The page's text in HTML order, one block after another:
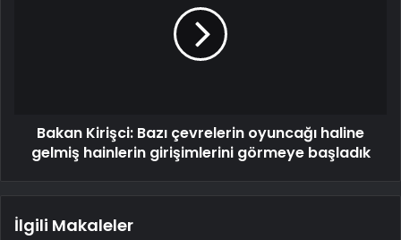
Bakan Kirişci: Bazı çevrelerin oyuncağı haline
gelmiş hainlerin girişimlerini görmeye başladık
İlgili Makaleler